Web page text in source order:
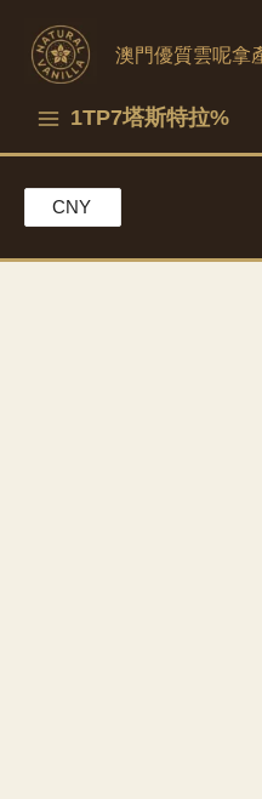
澳門優質雲呢拿
1TP7塔斯特拉%
CNY